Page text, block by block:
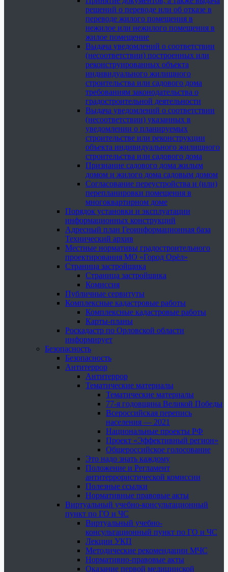
решений о переводе или об отказе в
переводе жилого помещения в
нежилое или нежилого помещения в
жилое помещение
Выдача уведомлений о соответствии
(несоответствии) построенных или
реконструированных объекта
индивидуального жилищного
строительства или садового дома
требованиям законодательства о
градостроительной деятельности
Выдача уведомлений о соответствии
(несоответствии) указанных в
уведомлении о планируемых
строительстве или реконструкции
объекта индивидуального жилищного
строительства или садового дома
Признание садового дома жилым
домом и жилого дома садовым домом
Согласование переустройства и (или)
перепланировки помещения в
многоквартирном доме
Порядок установки и эксплуатации
информационных конструкций
Адресный план Геоинформационная база
Технический архив
Местные нормативы градостроительного
проектирования МО «Город Орёл»
Страница застройщика
Страница застройщика
Комиссия
Публичные сервитуты
Комплексные кадастровые работы
Комплексные кадастровые работы
Карты-планы
Роскадастр по Орловской области
информирует
Безопасность
Безопасность
Антитеррор
Антитеррор
Тематические материалы
Тематические материалы
77-я годовщина Великой Победы
Всероссийская перепись
населения — 2021
Национальные проекты РФ
Проект «Эффективный регион»
Общероссийское голосование
Это надо знать каждому
Положение и Регламент
антитеррористической комиссии
Полезные ссылки
Нормативные правовые акты
Виртуальный учебно-консультационный
пункт по ГО и ЧС
Виртуальный учебно-
консультационный пункт по ГО и ЧС
Лекции УКП
Методические рекомендации МЧС
Нормативно-правовые акты
Оказание первой медицинской